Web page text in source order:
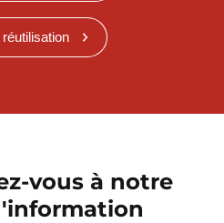
vous à notre